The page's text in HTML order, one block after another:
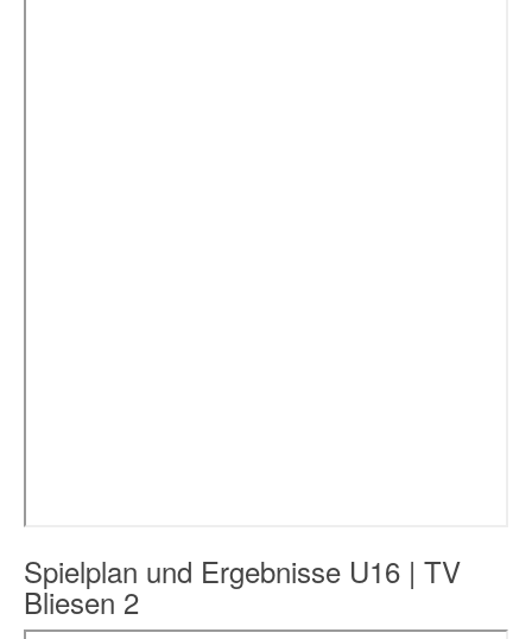
Spielplan und Ergebnisse U16 | TV
Bliesen 2